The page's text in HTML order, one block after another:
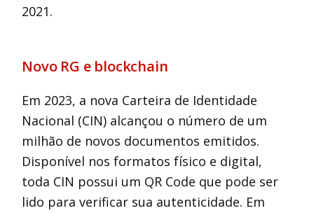
2021.
Novo RG e blockchain
Em 2023, a nova Carteira de Identidade
Nacional (CIN) alcançou o número de um
milhão de novos documentos emitidos.
Disponível nos formatos físico e digital,
toda CIN possui um QR Code que pode ser
lido para verificar sua autenticidade. Em